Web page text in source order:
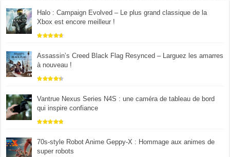
Halo : Campaign Evolved – Le plus grand classique de la
Xbox est encore meilleur !
Assassin’s Creed Black Flag Resynced – Larguez les amarres
à nouveau !
Vantrue Nexus Series N4S : une caméra de tableau de bord
qui inspire confiance
70s-style Robot Anime Geppy-X : Hommage aux animes de
super robots